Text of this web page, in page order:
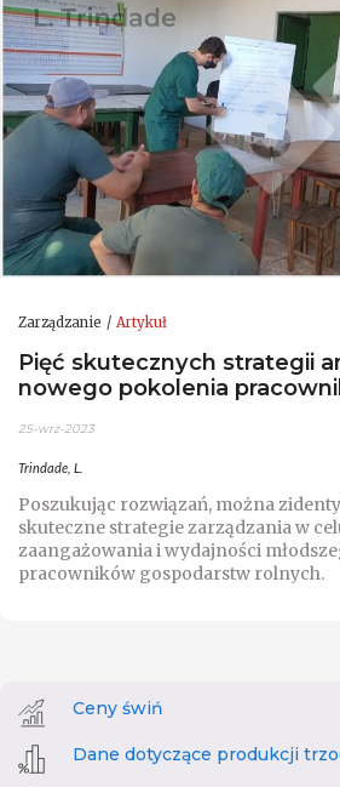
Zarządzanie Artykuł
Pięć skutecznych strategii
nowego pokolenia
25-wrz-2023
Trindade, L.
Poszukując rozwiązań, można
skuteczne strategie zarządzania w
zaangażowania i wydajności
pracowników gospodarstw rolnych.
Ceny świń
Dane dotyczące produkcji